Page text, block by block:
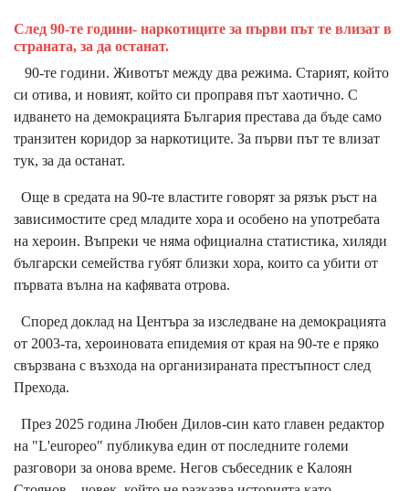
След 90-те години- наркотиците за първи път те влизат в
страната, за да останат.
90-те години. Животът между два режима. Старият, който
си отива, и новият, който си проправя път хаотично. С
идването на демокрацията България престава да бъде само
транзитен коридор за наркотиците. За първи път те влизат
тук, за да останат.
Още в средата на 90-те властите говорят за рязък ръст на
зависимостите сред младите хора и особено на употребата
на хероин. Въпреки че няма официална статистика, хиляди
български семейства губят близки хора, които са убити от
първата вълна на кафявата отрова.
Според доклад на Центъра за изследване на демокрацията
от 2003-та, хероиновата епидемия от края на 90-те е пряко
свързвана с възхода на организираната престъпност след
Прехода.
През 2025 година Любен Дилов-син като главен редактор
на "L'europeo" публикува един от последните големи
разговори за онова време. Негов събеседник е Калоян